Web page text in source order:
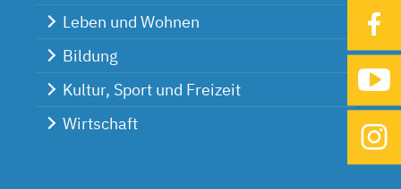
Leben und Wohnen
Bildung
Kultur, Sport und Freizeit
Wirtschaft